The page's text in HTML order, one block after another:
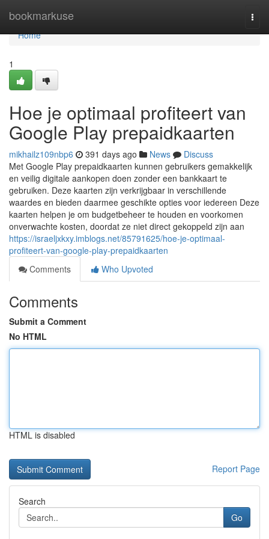
bookmarkuse
Home
Home
1
Hoe je optimaal profiteert van
Google Play prepaidkaarten
mikhailz109nbp6 391 days ago News
Discuss
Met Google Play prepaidkaarten kunnen gebruikers gemakkelijk
en veilig digitale aankopen doen zonder een bankkaart te
gebruiken. Deze kaarten zijn verkrijgbaar in verschillende
waardes en bieden daarmee geschikte opties voor iedereen Deze
kaarten helpen je om budgetbeheer te houden en voorkomen
onverwachte kosten, doordat ze niet direct gekoppeld zijn aan
https://israeljxkxy.imblogs.net/85791625/hoe-je-optimaal-
profiteert-van-google-play-prepaidkaarten
Comments
Who Upvoted
Comments
Submit a Comment
No HTML
HTML is disabled
Report Page
Search
Go